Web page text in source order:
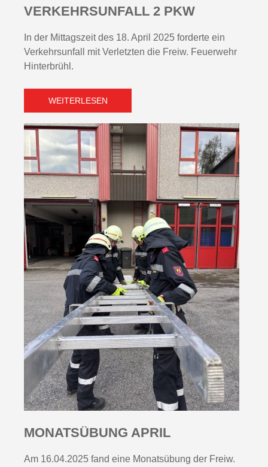
VERKEHRSUNFALL 2 PKW
In der Mittagszeit des 18. April 2025 forderte ein
Verkehrsunfall mit Verletzten die Freiw. Feuerwehr
Hinterbrühl.
WEITERLESEN
MONATSÜBUNG APRIL
Am 16.04.2025 fand eine Monatsübung der Freiw.